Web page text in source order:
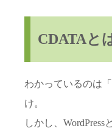
CDATAと
わかっているのは
け。
しかし、